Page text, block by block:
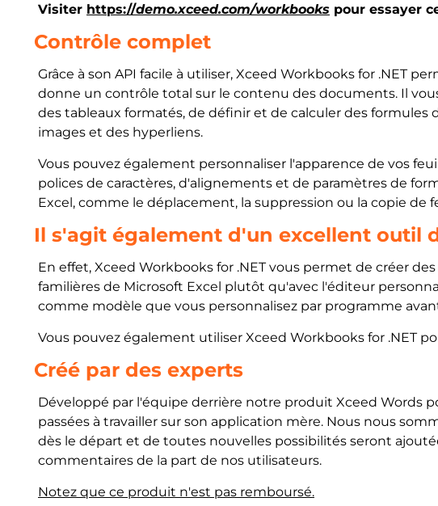
Visiter https://demo.xceed.com/workbooks pour essayer
Contrôle complet
Grâce à son API facile à utiliser, Xceed Workbooks for .NET
donne un contrôle total sur le contenu des documents. Il
des tableaux formatés, de définir et de calculer des
images et des hyperliens.
Vous pouvez également personnaliser l'apparence de vos
polices de caractères, d'alignements et de paramètres de
Excel, comme le déplacement, la suppression ou la copie de
Il s'agit également d'un excellent outil
En effet, Xceed Workbooks for .NET vous permet de créer
familières de Microsoft Excel plutôt qu'avec l'éditeur
comme modèle que vous personnalisez par programme
Vous pouvez également utiliser Xceed Workbooks for .NET
Créé par des experts
Développé par l'équipe derrière notre produit Xceed Words
passées à travailler sur son application mère. Nous nous
dès le départ et de toutes nouvelles possibilités seront
commentaires de la part de nos utilisateurs.
Notez que ce produit n'est pas remboursé.